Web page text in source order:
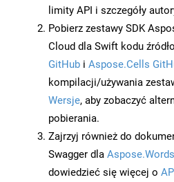
limity API i szczegóły
Pobierz zestawy SDK
Cloud dla Swift kodu
GitHub i Aspose.Cells
kompilacji/używania
Wersje, aby zobaczyć
pobierania.
Zajrzyj również do
Swagger dla Aspose.Words
dowiedzieć się więcej o